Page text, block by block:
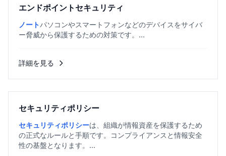
エンドポイントセキュリティ
ノートパソコンやスマートフォンなどのデバイスをサイバ
ー脅威から保護するための対策です。...
詳細を見る
セキュリティポリシー
セキュリティポリシーは、組織が情報資産を保護するため
の正式なルールと手順です。コンプライアンスと情報安全
性の基盤となります。...